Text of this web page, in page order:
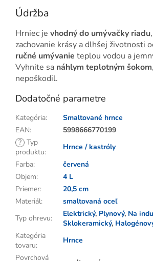
Údržba
Hrniec je vhodný do umývačky riadu
zachovanie krásy a dlhšej životnosti
ručné umývanie teplou vodou a
Vyhnite sa náhlym teplotným šokom
nepoškodil.
Dodatočné parametre
Kategória:
Smaltované hrnce
EAN:
5998666770199
? Typ
produktu:
Hrnce / kastróly
Farba:
červená
Objem:
4 L
Priemer:
20,5 cm
Materiál:
smaltovaná oceľ
Typ ohrevu: Elektrický, Plynový, Na
Sklokeramický,
Kategória
tovaru:
Hrnce
Povrchová